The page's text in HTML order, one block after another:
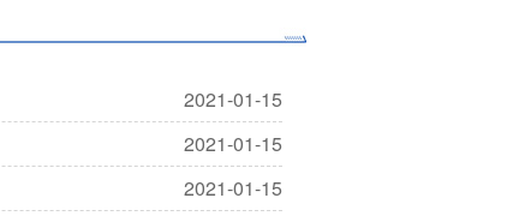
2021-01-15
2021-01-15
2021-01-15